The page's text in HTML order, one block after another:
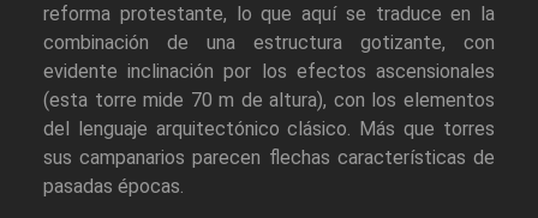
reforma protestante, lo que aquí se traduce en la
combinación de una estructura gotizante, con
evidente inclinación por los efectos ascensionales
(esta torre mide 70 m de altura), con los elementos
del lenguaje arquitectónico clásico. Más que torres
sus campanarios parecen flechas características de
pasadas épocas.